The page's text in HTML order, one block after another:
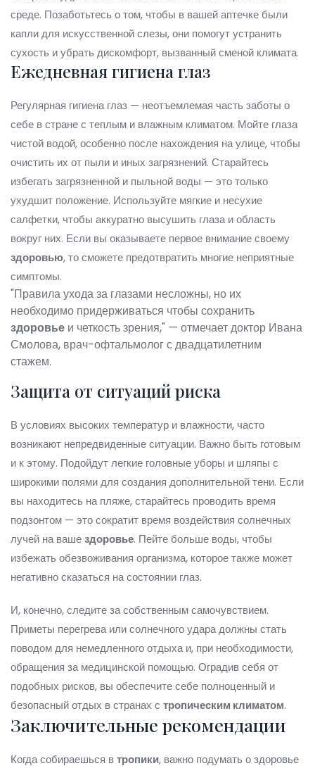
среде. Позаботьтесь о том, чтобы в вашей аптечке были
капли для искусственной слезы, они помогут устранить
сухость и убрать дискомфорт, вызванный сменой климата.
Ежедневная гигиена глаз
Регулярная гигиена глаз — неотъемлемая часть заботы о
себе в стране с теплым и влажным климатом. Мойте глаза
чистой водой, особенно после нахождения на улице, чтобы
очистить их от пыли и иных загрязнений. Старайтесь
избегать загрязненной и пыльной воды — это только
ухудшит положение. Используйте мягкие и несухие
салфетки, чтобы аккуратно высушить глаза и область
вокруг них. Если вы оказываете первое внимание своему
здоровью, то сможете предотвратить многие неприятные
симптомы.
"Правила ухода за глазами несложны, но их
необходимо придерживаться чтобы сохранить
здоровье и четкость зрения," — отмечает доктор Ивана
Смолова, врач-офтальмолог с двадцатилетним
стажем.
Защита от ситуаций риска
В условиях высоких температур и влажности, часто
возникают непредвиденные ситуации. Важно быть готовым
и к этому. Подойдут легкие головные уборы и шляпы с
широкими полями для создания дополнительной тени. Если
вы находитесь на пляже, старайтесь проводить время
подзонтом — это сократит время воздействия солнечных
лучей на вашездоровье. Пейте больше воды, чтобы
избежать обезвоживания организма, которое также может
негативно сказаться на состоянии глаз.
И, конечно, следите за собственным самочувствием.
Приметы перегрева или солнечного удара должны стать
поводом для немедленного отдыха и, при необходимости,
обращения за медицинской помощью. Оградив себя от
подобных рисков, вы обеспечите себе полноценный и
безопасный отдых в странах с тропическим климатом.
Заключительные рекомендации
Когда собираешься втропики, важно подумать о здоровье